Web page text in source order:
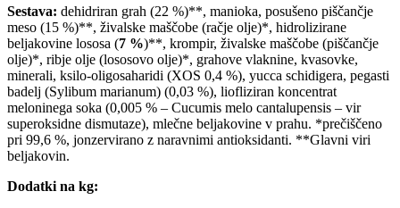
Sestava: dehidriran grah (22 %)**, manioka, posušeno piščančje
meso (15 %)**, živalske maščobe (račje olje)*, hidrolizirane
beljakovine lososa (7 %)**, krompir, živalske maščobe (piščančje
olje)*, ribje olje (lososovo olje)*, grahove vlaknine, kvasovke,
minerali, ksilo-oligosaharidi (XOS 0,4 %), yucca schidigera, pegasti
badelj (Sylibum marianum) (0,03 %), liofliziran koncentrat
meloninega soka (0,005 % – Cucumis melo cantalupensis – vir
superoksidne dismutaze), mlečne beljakovine v prahu. *prečiščeno
pri 99,6 %, jonzervirano z naravnimi antioksidanti. **Glavni viri
beljakovin.
Dodatki na kg: